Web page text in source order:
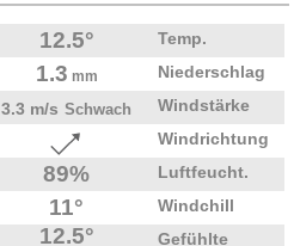
12.5° Temp.
1.3 mm
Niederschlag
3.3 m/s Schwach
Windstärke
Windrichtung
89% Luftfeucht.
11° Windchill
12.5°
Gefühlte